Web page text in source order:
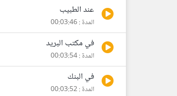
عند الطبيب
المدة : 00:03:46
في مكتب البريد
المدة : 00:03:54
في البنك
المدة : 00:03:52